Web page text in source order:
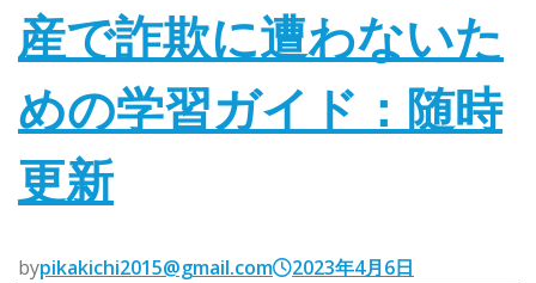
産で詐欺に遭わないた
めの学習ガイド：随時
更新
bypikakichi2015@gmail.com 2023年4月6日